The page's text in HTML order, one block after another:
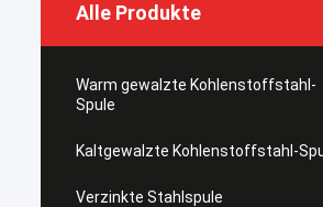
Alle Produkte
Warm gewalzte Kohlenstoffstahl-
Spule
Kaltgewalzte Kohlenstoffstahl-
Verzinkte Stahlspule